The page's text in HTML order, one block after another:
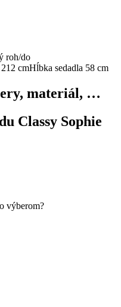
roh/do
cmHĺbka sedadla 58 cm
materiál, …
Classy Sophie
výberom?